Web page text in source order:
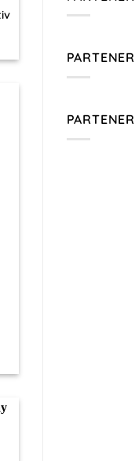
PARTENER
PARTENER